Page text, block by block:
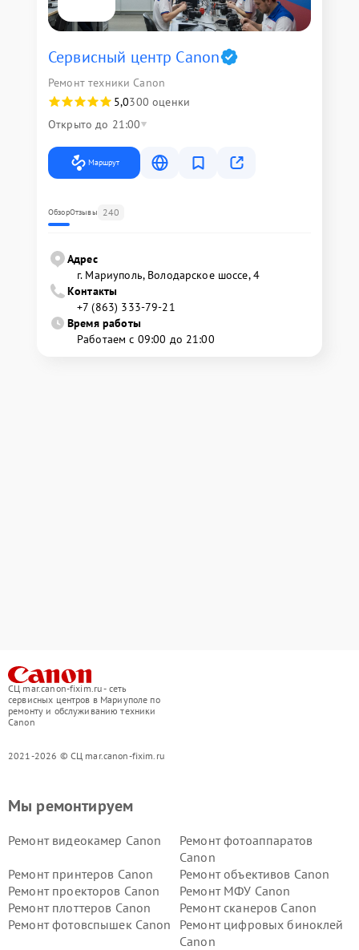
Сервисный центр Canon
Ремонт техники Canon
5,0300 оценки
Открыто до 21:00
Маршрут
ОбзорОтзывы 240
Адрес
г. Мариуполь, Володарское шоссе, 4
Контакты
+7 (863) 333-79-21
Время работы
Работаем с 09:00 до 21:00
СЦ mar.canon-fixim.ru - сеть
сервисных центров в Мариуполе по
ремонту и обслуживанию техники
Canon
2021-2026 © СЦ mar.canon-fixim.ru
Мы ремонтируем
Ремонт видеокамер Canon
Ремонт фотоаппаратов
Canon
Ремонт принтеров Canon
Ремонт объективов Canon
Ремонт проекторов Canon
Ремонт МФУ Canon
Ремонт плоттеров Canon
Ремонт сканеров Canon
Ремонт фотовспышек Canon
Ремонт цифровых биноклей
Canon